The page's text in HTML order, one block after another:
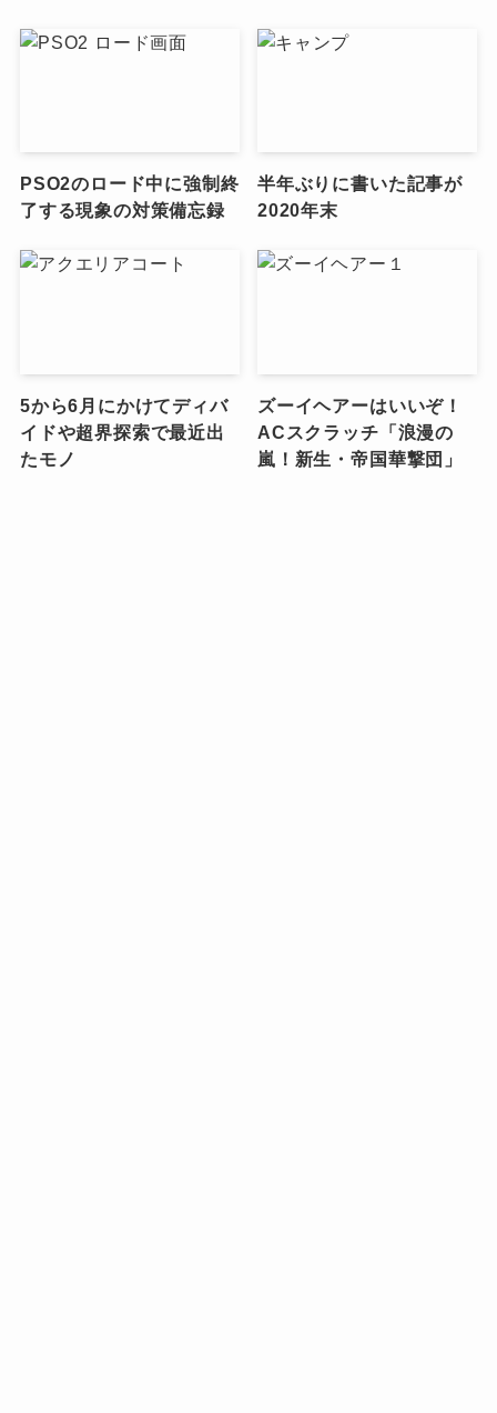
PSO2のロード中に強制終
了する現象の対策備忘録
半年ぶりに書いた記事が
2020年末
5から6月にかけてディバ
イドや超界探索で最近出
たモノ
ズーイヘアーはいいぞ！
ACスクラッチ「浪漫の
嵐！新生・帝国華撃団」